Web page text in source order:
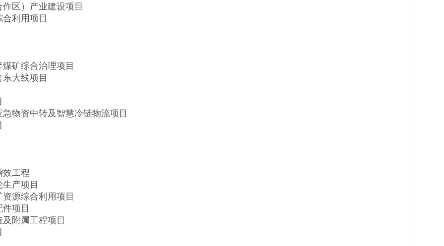
区）产业建设项目
利用项目
矿综合治理项目
大线项目
资中转及智慧冷链物流项目
工程
产项目
源综合利用项目
项目
附属工程项目